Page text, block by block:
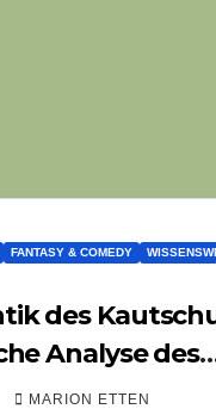
FANTASY & COMEDY
des
Analyse des
MARION ETTEN